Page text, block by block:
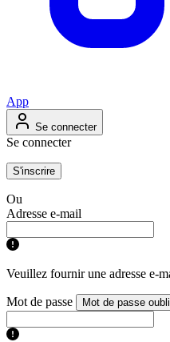
App
Se connecter
Se connecter
S'inscrire
Ou
Adresse e-mail
Veuillez fournir une adresse e-
Mot de passe Mot de passe